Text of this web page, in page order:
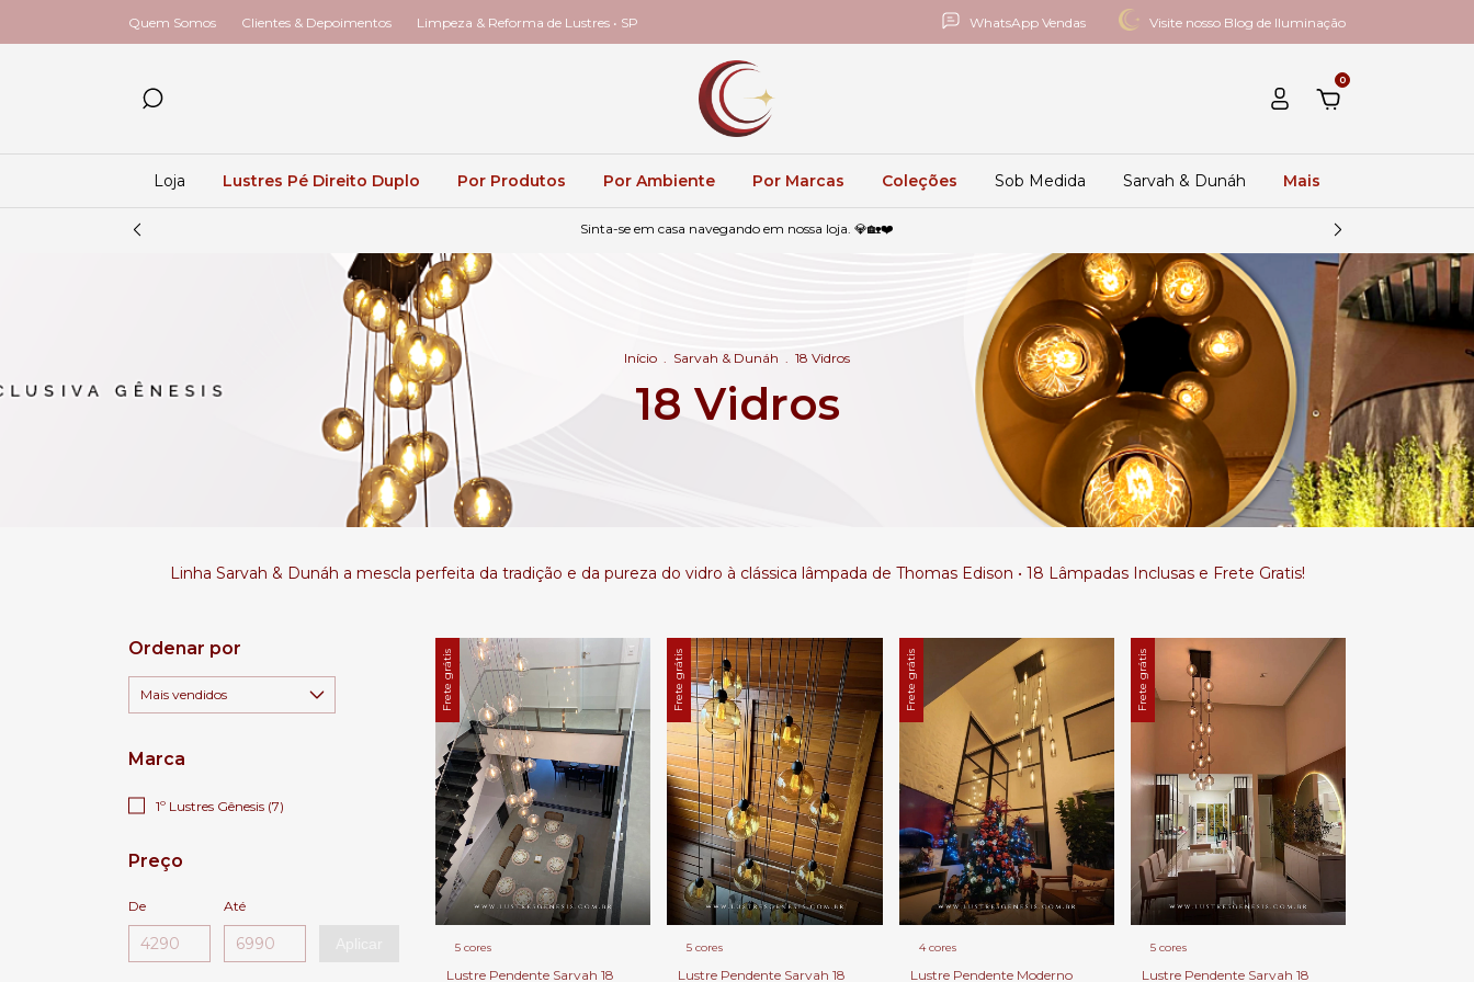
Quem Somos Clientes & Depoimentos Limpeza & Reforma de Lustres • SP WhatsApp Vendas Visite nosso Blog de Iluminação
0
Loja Lustres Pé Direito Duplo Por Produtos Por Ambiente Por Marcas Coleções Sob Medida Sarvah & Dunáh Mais
Sinta-se em casa navegando em nossa loja. 💎🏡❤️
Início . Sarvah & Dunáh . 18 Vidros
18 Vidros
Linha Sarvah & Dunáh a mescla perfeita da tradição e da pureza do vidro à clássica lâmpada de Thomas Edison • 18 Lâmpadas Inclusas e Frete Gratis!
Ordenar por
Marca
1º Lustres Gênesis (7)
Preço
De Até
Frete grátis
5 cores
Lustre Pendente Sarvah 18
Frete grátis
5 cores
Lustre Pendente Sarvah 18
Frete grátis
4 cores
Lustre Pendente Moderno
Frete grátis
5 cores
Lustre Pendente Sarvah 18